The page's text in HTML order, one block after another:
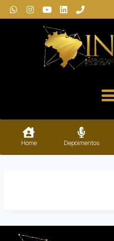
Home Depoimentos